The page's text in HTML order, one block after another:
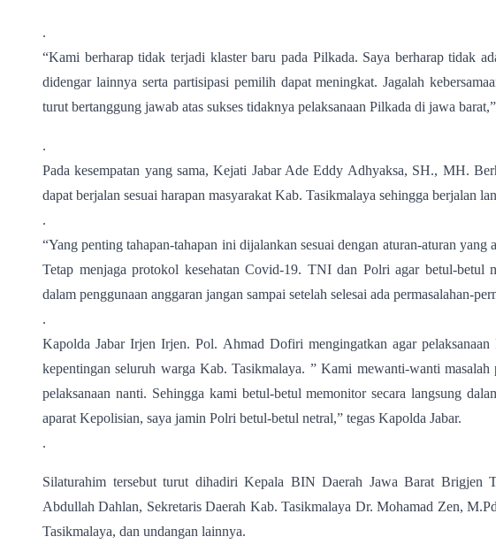
.
“Kami berharap tidak terjadi klaster baru pada Pilkada. Saya berharap tidak
didengar lainnya serta partisipasi pemilih dapat meningkat. Jagalah
turut bertanggung jawab atas sukses tidaknya pelaksanaan Pilkada di jawa
.
Pada kesempatan yang sama, Kejati Jabar Ade Eddy Adhyaksa, SH., MH.
dapat berjalan sesuai harapan masyarakat Kab. Tasikmalaya sehingga berjalan
.
“Yang penting tahapan-tahapan ini dijalankan sesuai dengan aturan-aturan yang
Tetap menjaga protokol kesehatan Covid-19. TNI dan Polri agar betul-betul
dalam penggunaan anggaran jangan sampai setelah selesai ada permasalahan-
.
Kapolda Jabar Irjen Irjen. Pol. Ahmad Dofiri mengingatkan agar
kepentingan seluruh warga Kab. Tasikmalaya. ” Kami mewanti-wanti
pelaksanaan nanti. Sehingga kami betul-betul memonitor secara langsung
aparat Kepolisian, saya jamin Polri betul-betul netral,” tegas Kapolda Jabar.
.
Silaturahim tersebut turut dihadiri Kepala BIN Daerah Jawa Barat Brigjen
Abdullah Dahlan, Sekretaris Daerah Kab. Tasikmalaya Dr. Mohamad Zen,
Tasikmalaya, dan undangan lainnya.